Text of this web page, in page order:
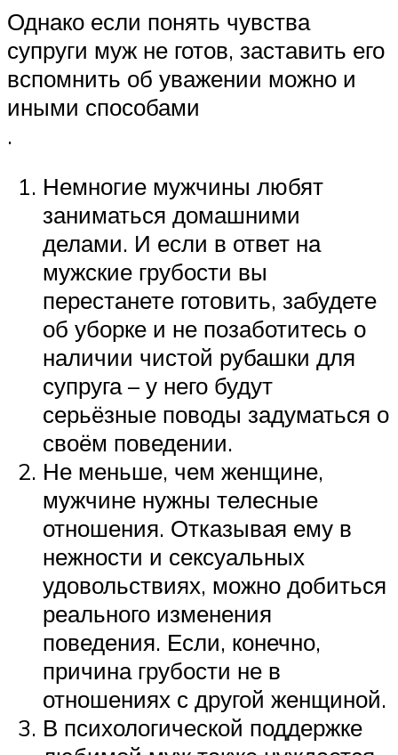
Однако если понять чувства
супруги муж не готов, заставить его
вспомнить об уважении можно и
иными способами
.
Немногие мужчины любят
заниматься домашними
делами. И если в ответ на
мужские грубости вы
перестанете готовить, забудете
об уборке и не позаботитесь о
наличии чистой рубашки для
супруга – у него будут
серьёзные поводы задуматься о
своём поведении.
Не меньше, чем женщине,
мужчине нужны телесные
отношения. Отказывая ему в
нежности и сексуальных
удовольствиях, можно добиться
реального изменения
поведения. Если, конечно,
причина грубости не в
отношениях с другой женщиной.
В психологической поддержке